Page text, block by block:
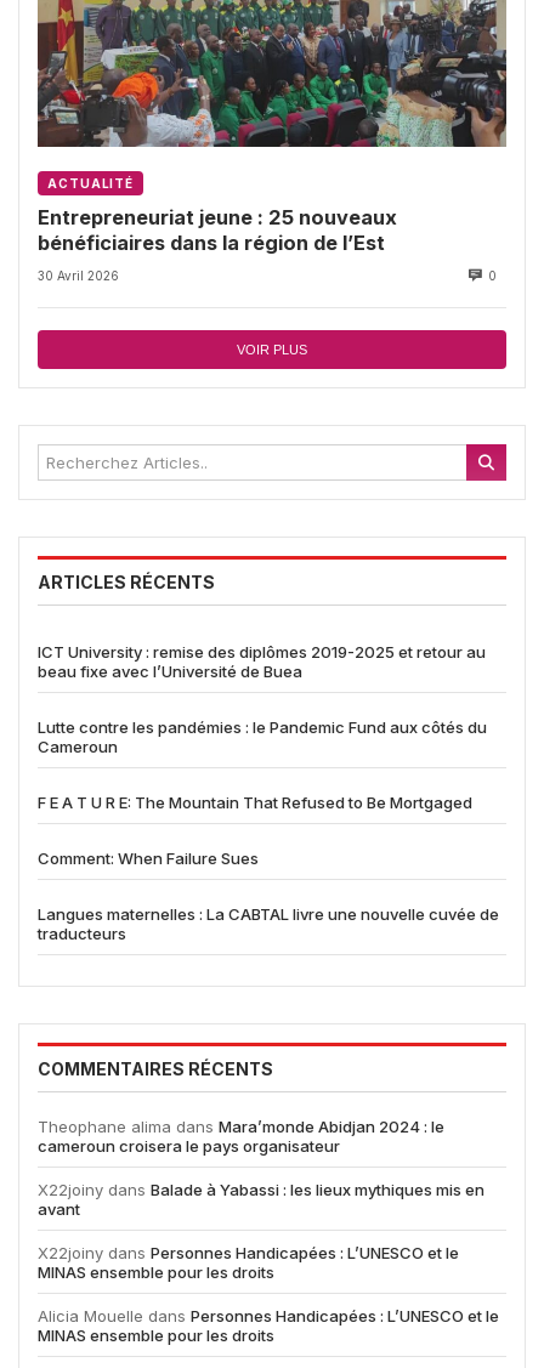
ACTUALITÉ
Entrepreneuriat jeune : 25 nouveaux
bénéficiaires dans la région de l’Est
30 Avril 2026 0
VOIR PLUS
ARTICLES RÉCENTS
ICT University : remise des diplômes 2019-2025 et retour au
beau fixe avec l’Université de Buea
Lutte contre les pandémies : le Pandemic Fund aux côtés du
Cameroun
F E A T U R E: The Mountain That Refused to Be Mortgaged
Comment: When Failure Sues
Langues maternelles : La CABTAL livre une nouvelle cuvée de
traducteurs
COMMENTAIRES RÉCENTS
Theophane alima dans Mara’monde Abidjan 2024 : le
cameroun croisera le pays organisateur
X22joiny dans Balade à Yabassi : les lieux mythiques mis en
avant
X22joiny dans Personnes Handicapées : L’UNESCO et le
MINAS ensemble pour les droits
Alicia Mouelle dans Personnes Handicapées : L’UNESCO et le
MINAS ensemble pour les droits